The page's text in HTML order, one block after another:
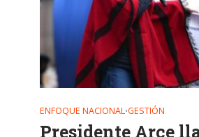
ENFOQUE NACIONAL•GESTIÓN
Presidente Arce